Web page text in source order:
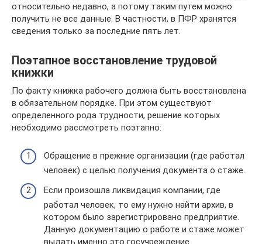
относительно недавно, а потому таким путем можно
получить не все данные. В частности, в ПФР хранятся
сведения только за последние пять лет.
Поэтапное восстановление трудовой
книжки
По факту книжка рабочего должна быть восстановлена
в обязательном порядке. При этом существуют
определенного рода трудности, решение которых
необходимо рассмотреть поэтапно:
Обращение в прежние организации (где работал
человек) с целью получения документа о стаже.
Если произошла ликвидация компании, где
работал человек, то ему нужно найти архив, в
котором было зарегистрировано предприятие.
Данную документацию о работе и стаже может
выдать именно это госучреждение.